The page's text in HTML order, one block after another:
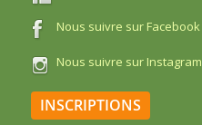
Nous suivre sur Facebook
Nous suivre sur Instagram
INSCRIPTIONS